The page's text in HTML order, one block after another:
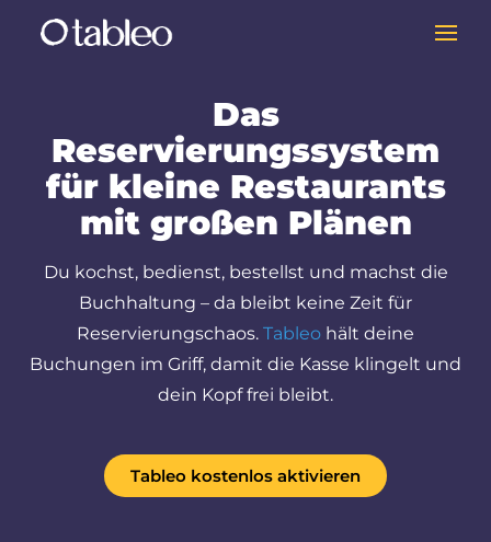
Das
Reservierungssystem
für kleine Restaurants
mit großen Plänen
Du kochst, bedienst, bestellst und machst die
Buchhaltung – da bleibt keine Zeit für
Reservierungschaos. Tableo hält deine
Buchungen im Griff, damit die Kasse klingelt und
dein Kopf frei bleibt.
Tableo kostenlos aktivieren